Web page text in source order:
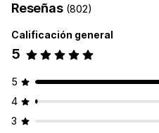
Reseñas (802)
Calificación general
5
5
4
3